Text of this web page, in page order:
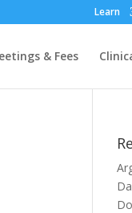
Learn
& Fees